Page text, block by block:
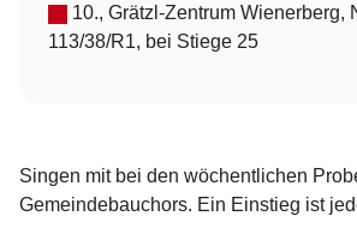
10., Grätzl-Zentrum Wienerberg,
113/38/R1, bei Stiege 25
Singen mit bei den wöchentlichen
Gemeindebauchors. Ein Einstieg ist